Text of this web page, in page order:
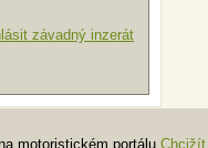
závadný inzerát
motoristickém portálu